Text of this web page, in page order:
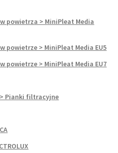
powietrza > MiniPleat Media
powietrze > MiniPleat Media EU5
powietrze > MiniPleat Media EU7
Pianki filtracyjne